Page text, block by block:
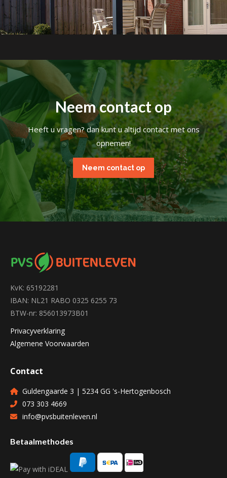
Neem contact op
Heeft u vragen? dan kunt u altijd contact met ons
opnemen!
Neem contact op
KvK: 65192281
IBAN: NL21 RABO 0325 6255 73
BTW-nr: 856013973B01
Privacyverklaring
Algemene Voorwaarden
Contact
Guldengaarde 3 | 5234 GG 's-Hertogenbosch
073 303 4669
info@pvsbuitenleven.nl
Betaalmethodes